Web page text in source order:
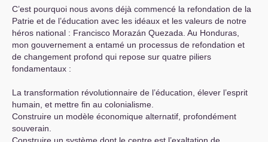
C’est pourquoi nous avons déjà commencé la refondation de la
Patrie et de l’éducation avec les idéaux et les valeurs de notre
héros national : Francisco Morazán Quezada. Au Honduras,
mon gouvernement a entamé un processus de refondation et
de changement profond qui repose sur quatre piliers
fondamentaux :
La transformation révolutionnaire de l’éducation, élever l’esprit
humain, et mettre fin au colonialisme.
Construire un modèle économique alternatif, profondément
souverain.